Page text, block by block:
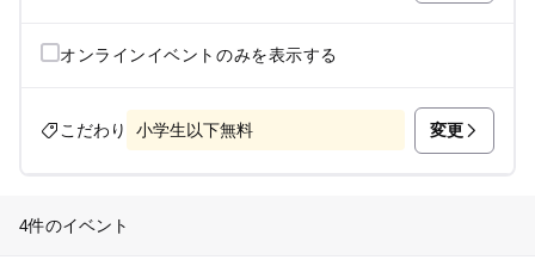
オンラインイベントのみを表示する
こだわり 小学生以下無料 変更
4件のイベント